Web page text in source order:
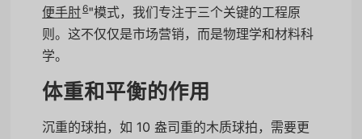
便手肘6"模式，我们专注于三个关键的工程原
则。这不仅仅是市场营销，而是物理学和材料科
学。
体重和平衡的作用
沉重的球拍，如 10 盎司重的木质球拍，需要更